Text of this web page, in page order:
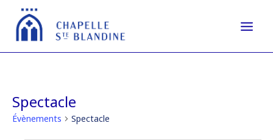
Spectacle
Évènements Spectacle